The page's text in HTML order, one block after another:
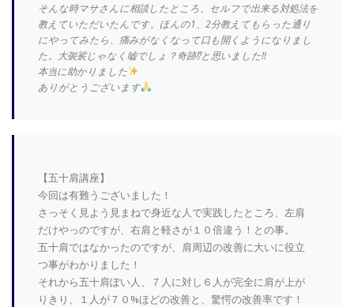
そんな時マサさんに相談したところ、セルフで出来る対処法を
教えていただいたんです。ほんの1、2分教えてもらった通り
にやってみたら、痛みがなくなって口も開くようになりまし
た。大袈裟じゃなく嘘でしょ？奇跡⁉︎と思いました‼︎
本当に助かりました
ありがとうございます
【五十肩講座】
今回は有難うございました！
さっそく見よう見まねで身近な人で実践したところ、左肩
だけやっのですが、右肩と軽さが１０倍違う！との事。
五十肩ではなかったのですが、肩周辺の改善に大いに役立
つ事がわかりました！
それから五十肩ぽい人、７人に対し６人が完全に肩が上が
りきり、１人が７０%ほどの改善と、驚愕の改善率です！